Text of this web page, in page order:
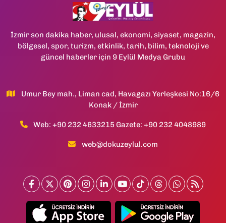
İzmir son dakika haber, ulusal, ekonomi, siyaset, magazin,
bölgesel, spor, turizm, etkinlik, tarih, bilim, teknoloji ve
güncel haberler için 9 Eylül Medya Grubu
Umur Bey mah., Liman cad, Havagazı Yerleşkesi No:16/6
Konak / İzmir
Web: +90 232 4633215 Gazete: +90 232 4048989
web@dokuzeylul.com